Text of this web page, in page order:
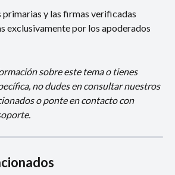
primarias y las firmas verificadas
exclusivamente por los apoderados
sobre este tema o tienes
no dudes en consultar nuestros
o ponte en contacto con